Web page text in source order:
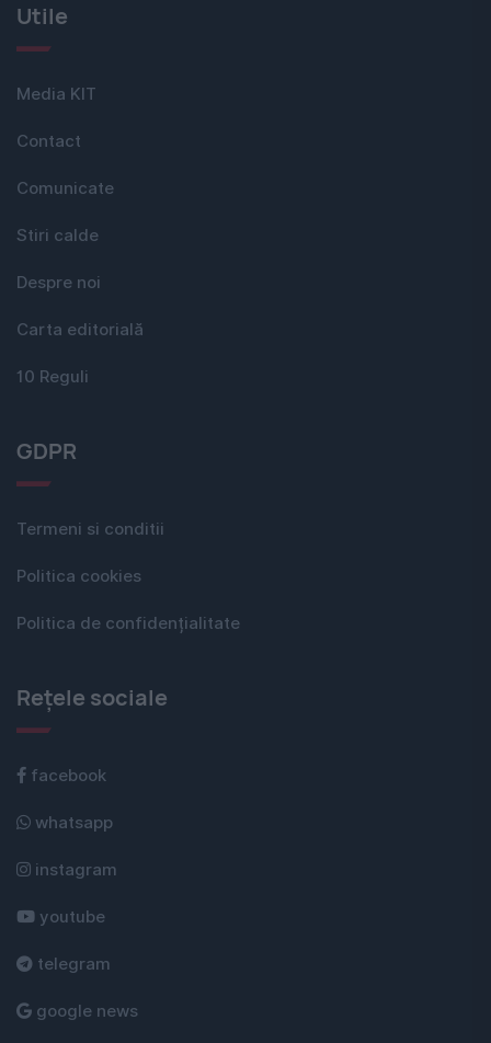
Utile
Media KIT
Contact
Comunicate
Stiri calde
Despre noi
Carta editorială
10 Reguli
GDPR
Termeni si conditii
Politica cookies
Politica de confidențialitate
Rețele sociale
facebook
whatsapp
instagram
youtube
telegram
google news